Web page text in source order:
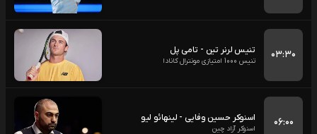
۰۳:۳۰ تنیس لرنر تین - تامی پل
تنیس 1000 امتیازی مونترال کانادا
۰۶:۰۰ اسنوکر حسین وفایی - لینهائو لیو
اسنوکر آزاد چین